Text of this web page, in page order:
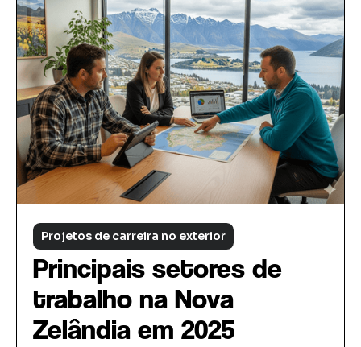
Projetos de carreira no exterior
Principais setores de
trabalho na Nova
Zelândia em 2025